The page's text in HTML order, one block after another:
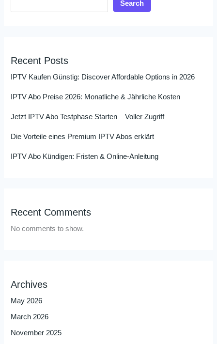
Search
Recent Posts
IPTV Kaufen Günstig: Discover Affordable Options in 2026
IPTV Abo Preise 2026: Monatliche & Jährliche Kosten
Jetzt IPTV Abo Testphase Starten – Voller Zugriff
Die Vorteile eines Premium IPTV Abos erklärt
IPTV Abo Kündigen: Fristen & Online-Anleitung
Recent Comments
No comments to show.
Archives
May 2026
March 2026
November 2025